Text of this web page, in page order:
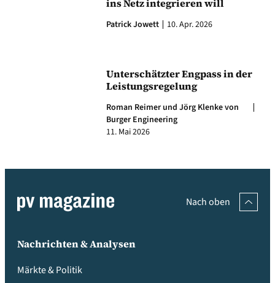
ins Netz integrieren will
Patrick Jowett 10. Apr. 2026
Unterschätzter Engpass in der
Leistungsregelung
Roman Reimer und Jörg Klenke von
Burger Engineering
11. Mai 2026
Nach oben
Nachrichten & Analysen
Märkte & Politik